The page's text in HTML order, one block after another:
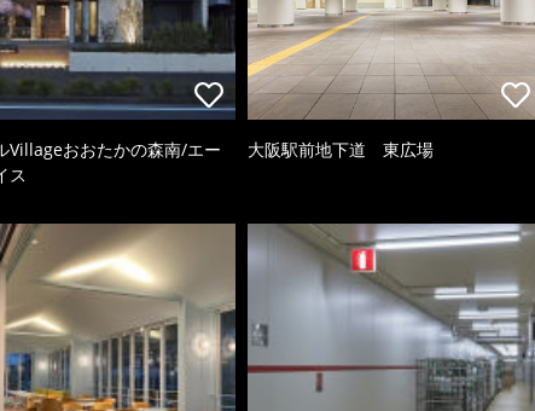
Villageおおたかの森南/エー
ス
大阪駅前地下道 東広場